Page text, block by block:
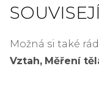
Možná si také
Vztah, Měření